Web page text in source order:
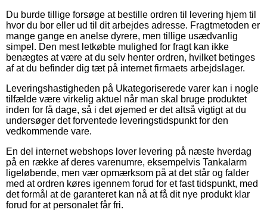
Du burde tillige forsøge at bestille ordren til levering hjem til
hvor du bor eller ud til dit arbejdes adresse. Fragtmetoden er
mange gange en anelse dyrere, men tillige usædvanlig
simpel. Den mest letkøbte mulighed for fragt kan ikke
benægtes at være at du selv henter ordren, hvilket betinges
af at du befinder dig tæt på internet firmaets arbejdslager.
Leveringshastigheden på Ukategoriserede varer kan i nogle
tilfælde være virkelig aktuel når man skal bruge produktet
inden for få dage, så i det øjemed er det altså vigtigt at du
undersøger det forventede leveringstidspunkt for den
vedkommende vare.
En del internet webshops lover levering på næste hverdag
på en række af deres varenumre, eksempelvis Tankalarm
ligeløbende, men vær opmærksom på at det står og falder
med at ordren køres igennem forud for et fast tidspunkt, med
det formål at de garanteret kan nå at få dit nye produkt klar
forud for at personalet får fri.